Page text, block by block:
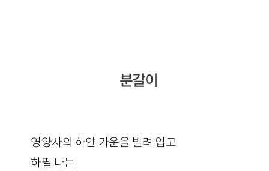
분갈이
영양사의 하얀 가운을 빌려 입고
하필 나는